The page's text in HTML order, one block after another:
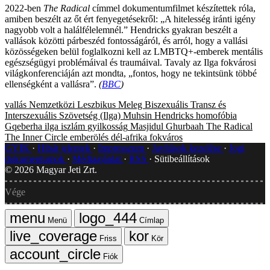
2022-ben The Radical címmel dokumentumfilmet készítettek róla,
amiben beszélt az őt ért fenyegetésekről: „A hitelesség iránti igény
nagyobb volt a halálfélelemnél.” Hendricks gyakran beszélt a
vallások közötti párbeszéd fontosságáról, és arról, hogy a vallási
közösségeken belül foglalkozni kell az LMBTQ+-emberek mentális
egészségügyi problémáival és traumáival. Tavaly az Ilga fokvárosi
világkonferenciáján azt mondta, „fontos, hogy ne tekintsünk többé
ellenségként a vallásra”. (BBC)
vallás Nemzetközi Leszbikus Meleg Biszexuális Transz és
Interszexuális Szövetség (Ilga) Muhsin Hendricks homofóbia
Gqeberha ilga iszlám gyilkosság Masjidul Ghurbaah The Radical
The Inner Circle emberölés dél-afrika fokváros
GYIK
Hibát jelentek Impresszum Javítások kezelése
Jogi
dokumentumok
Médiaajánlat RSS
Sütibeállítások
© 2026 Magyar Jeti Zrt.
Vége
Menü
Címlap
Friss
Kör
Fiók